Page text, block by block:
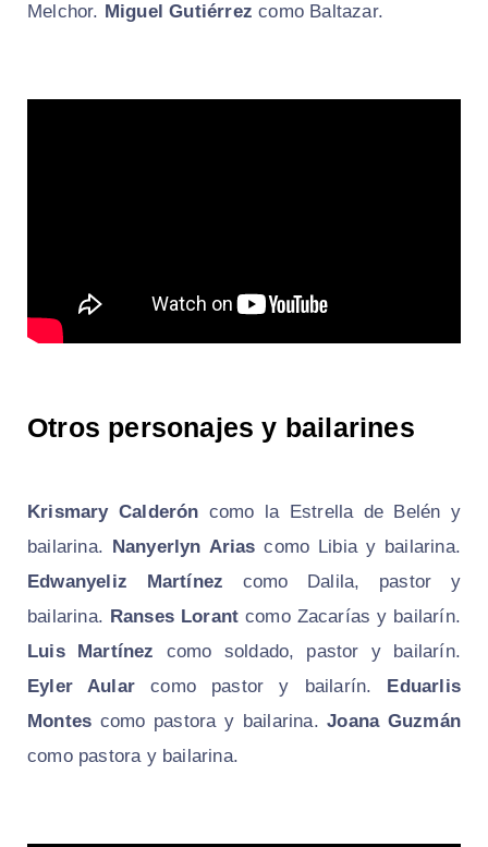
Melchor. Miguel Gutiérrez como Baltazar.
Otros personajes y bailarines
Krismary Calderón como la Estrella de Belén y
bailarina. Nanyerlyn Arias como Libia y bailarina.
Edwanyeliz Martínez como Dalila, pastor y
bailarina. Ranses Lorant como Zacarías y bailarín.
Luis Martínez como soldado, pastor y bailarín.
Eyler Aular como pastor y bailarín. Eduarlis
Montes como pastora y bailarina.Joana Guzmán
como pastora y bailarina.